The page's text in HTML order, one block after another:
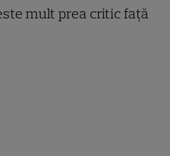
mult prea critic față